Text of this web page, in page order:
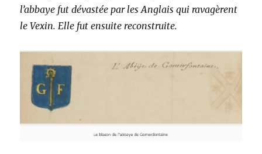
l’abbaye fut dévastée par les Anglais qui ravagèrent
le Vexin. Elle fut ensuite reconstruite.